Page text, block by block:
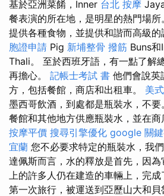
基於亞洲菜餚，Inner 台北 按摩
餐表演的所在地，是明星的熱門場所
提供各種食物，並提供和諧而高級
胞證申請 Pig 新埔整骨 撥筋 Buns
Thali。 至於西班牙語，有一點了解
再擔心。 記帳士考試 書 他們會說英
方，包括餐館，商店和出租車。 美
墨西哥飲酒，到處都是瓶裝水，不要
餐館和其他地方供應瓶裝水，並在商
按摩平價 搜尋引擎優化 google 關
宜蘭 您不必要求特定的瓶裝水，我
達佩斯而言，水的釋放是首先，因
上的許多人仍在建造的車輛上，完
第一次旅行，被運送到亞歷山大和